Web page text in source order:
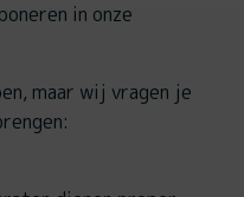
in onze
maar wij vragen je